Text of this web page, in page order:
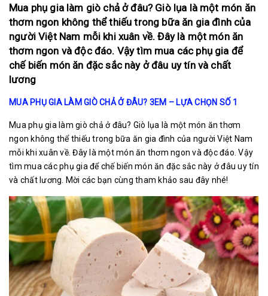
Mua phụ gia làm giò chả ở đâu? Giò lụa là một món ăn
thơm ngon không thể thiếu trong bữa ăn gia đình của
người Việt Nam mỗi khi xuân về. Đây là một món ăn
thơm ngon và độc đáo. Vậy tìm mua các phụ gia để
chế biến món ăn đặc sắc này ở đâu uy tín và chất
lương
MUA PHỤ GIA LÀM GIÒ CHẢ Ở ĐÂU? 3EM – LỰA CHỌN SỐ 1
Mua phụ gia làm giò chả ở đâu? Giò lụa là một món ăn thơm
ngon không thể thiếu trong bữa ăn gia đình của người Việt Nam
mỗi khi xuân về. Đây là một món ăn thơm ngon và độc đáo. Vậy
tìm mua các phụ gia để chế biến món ăn đặc sắc này ở đâu uy tín
và chất lương. Mời các bạn cùng tham khảo sau đây nhé!